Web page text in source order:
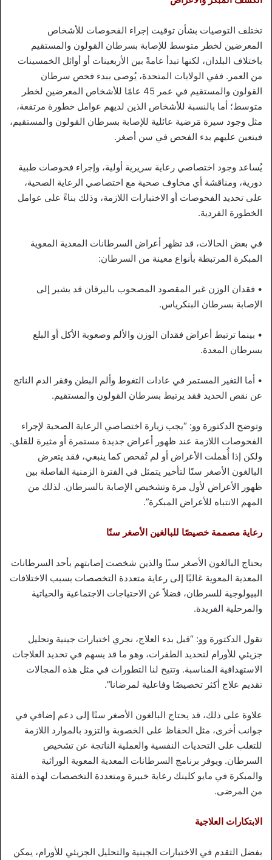
تختلف التوصيات بشأن توقيت إجراء الفحوصات للأشخاص
المعرضين لخطر متوسط للإصابة بسرطان القولون والمستقيم
باختلاف البلدان، لكنها تبدأ عامةً بين الأربعينات أو أوائل الخمسينات
من العمر. ففي الولايات المتحدة، يُوصى ببدء فحص سرطان
القولون والمستقيم في عمر 45 عامًا للأشخاص المعرضين لخطر
متوسط؛ أما بالنسبة للأشخاص الذين لديهم عوامل خطورة مرتفعة،
مثل وجود سيرة مَرضية عائلية للإصابة بسرطان القولون والمستقيم،
فيتعين عليهم بدء الفحص في سن أصغر.
يُساعد وجود اختصاصي رعاية سريرية أولية، وإجراء فحوصات طبية
دورية، ومناقشة أي مخاوف صحية مع اختصاصي الرعاية الصحية،
على تحديد الفحوصات أو الاختبارات اللازمة، وذلك بناءً على عوامل
الخطورة الفردية.
في بعض الحالات، قد تظهر أعراض السرطانات المعدية المعوية
المبكرة المرتبطة بأنواع معينة من السرطان:
• فقدان الوزن غير المقصود المصحوب باليرقان قد يشير إلى
الإصابة بسرطان البنكرياس.
• بينما ترتبط أعراض فقدان الوزن والألم وصعوبة الأكل أو البلع
بسرطان المعدة.
• أما التغير المستمر في عادات التغوط وألم البطن وفقر الدم الناتج
عن نقص الحديد فقد يرتبط بسرطان القولون والمستقيم.
وتوضح الدكتورة وو: “يجب زيارة اختصاصي الرعاية الصحية لإجراء
الفحوصات اللازمة عند ظهور أعراض جديدة مستمرة أو مثيرة للقلق.
ولكن إذا أُهملت الأعراض أو لم تُفحص كما ينبغي، فقد يتعرض
البالغون الأصغر سنًا لتأخير يتمثل في الفترة الزمنية الفاصلة بين
ظهور الأعراض لأول مرة وتشخيص الإصابة بالسرطان. لذلك من
المهم الانتباه للأعراض المبكرة”.
رعاية مصممة خصيصًا للبالغين الأصغر سنًا
يحتاج البالغون الأصغر سنًا والذين شخصت إصابتهم بأحد السرطانات
المعدية المعوية غالبًا إلى رعاية متعددة التخصصات بسبب الاختلافات
البيولوجية للسرطان، فضلاً عن الاحتياجات الاجتماعية والحياتية
والمرحلية الفريدة.
تقول الدكتورة وو: “قبل بدء العلاج، نجري اختبارات جينية وتحليل
جزيئي للأورام لتحديد الطفرات، وهو ما قد يسهم في تحديد العلاجات
الاستهدافية المناسبة. وتتيح لنا التطورات في مثل هذه المجالات
تقديم علاج أكثر تخصيصًا وفاعلية لمرضانا”.
علاوة على ذلك، قد يحتاج البالغون الأصغر سنًا إلى دعم إضافي في
جوانب أخرى، مثل الحفاظ على الخصوبة والتزود بالموارد اللازمة
للتغلب على التحديات النفسية والعملية الناتجة عن تشخيص
السرطان. ويوفر برنامج السرطانات المعدية المعوية الوراثية
والمبكرة في مايو كلينك رعاية خبيرة ومتعددة التخصصات لهذه الفئة
من المرضى.
الابتكارات العلاجية
بفضل التقدم في الاختبارات الجينية والتحليل الجزيئي للأورام، يمكن